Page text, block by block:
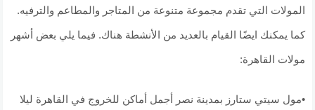
المولات التي تقدم مجموعة متنوعة من المتاجر والمطاعم والترفيه.
كما يمكنك ايضًا القيام بالعديد من الأنشطة هناك. فيما يلي بعض أشهر
مولات القاهرة:
•مول سيتي ستارز بمدينة نصر أجمل أماكن للخروج في القاهرة ليلا